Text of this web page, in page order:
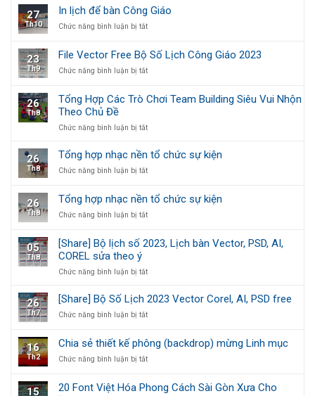
tờ,
5
và
7
tờ
Khấu
Giáng
[Backdrop
Giáng
Sinh]
27
Th10
In lịch để bàn Công Giáo
Chức năng bình luận bị tắtở
để
bàn
Giáo
23
Th9
File Vector Free Bộ Số Lịch Công Giáo 2023
Chức năng bình luận bị tắtở
Free
Số
Công
Giáo
2023
26
Th8
Tổng Hợp Các Trò Chơi Team Building Siêu Vui Nhộn
Theo Chủ Đề
Chức năng bình luận bị tắtở
Hợp
Các
Trò
Team
Building
Siêu
Nhộn
Đề
26
Th8
Tổng hợp nhạc nền tổ chức sự kiện
Chức năng bình luận bị tắtở
hợp
nhạc
nền
chức
sự
26
Th8
Tổng hợp nhạc nền tổ chức sự kiện
Chức năng bình luận bị tắtở
nhạc
tổ
sự
kiện
05
Th8
[Share] Bộ lịch số 2023, Lịch bàn Vector, PSD, AI,
COREL sửa theo ý
Chức năng bình luận bị tắtở
Bộ
lịch
số
Lịch
bàn
Vector,
AI,
26
Th7
[Share] Bộ Số Lịch 2023 Vector Corel, AI, PSD free
Chức năng bình luận bị tắtở
Số
Lịch
Vector
Corel,
16
Th2
Chia sẻ thiết kế phông (backdrop) mừng Linh mục
Chức năng bình luận bị tắtở
thiết
15
20 Font Việt Hóa Phong Cách Sài Gòn Xưa Cho